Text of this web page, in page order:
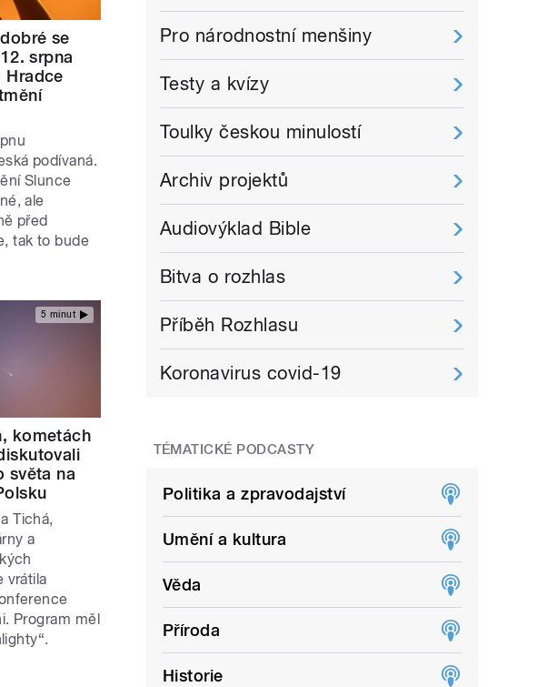
se
srpna
Hradce
podívaná.
Slunce
ale
před
tak to bude
5 minut
kometách
světa na
Tichá,
a
vrátila
Program měl
Pro národnostní menšiny
Testy a kvízy
Toulky českou minulostí
Archiv projektů
Audiovýklad Bible
Bitva o rozhlas
Příběh Rozhlasu
Koronavirus covid-19
TÉMATICKÉ PODCASTY
Politika a zpravodajství
Umění a kultura
Věda
Příroda
Historie